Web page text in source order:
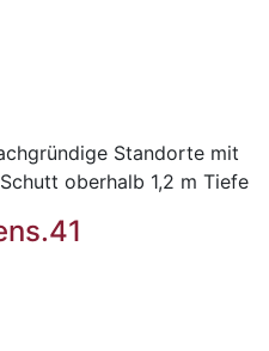
Standorte mit
oberhalb 1,2 m Tiefe